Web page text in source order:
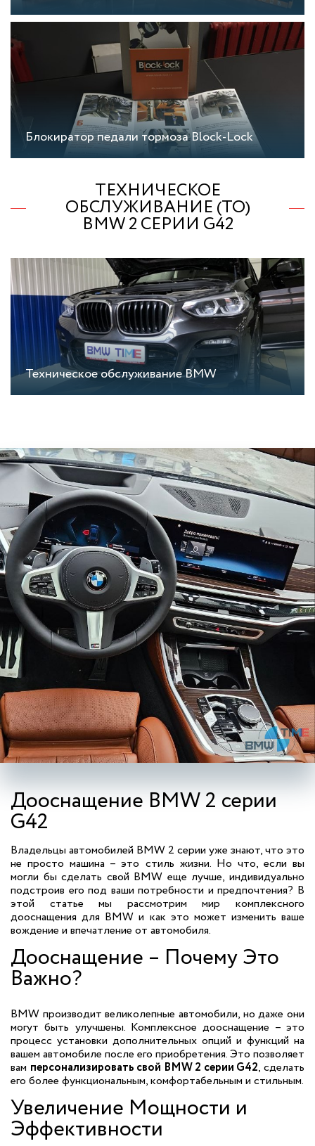
Блокиратор педали тормоза Block-Lock
ТЕХНИЧЕСКОЕ
ОБСЛУЖИВАНИЕ (ТО)
BMW 2 СЕРИИ G42
Техническое обслуживание BMW
Дооснащение BMW 2 серии
G42
Владельцы автомобилей BMW 2 серии уже знают, что это
не просто машина – это стиль жизни. Но что, если вы
могли бы сделать свой BMW еще лучше, индивидуально
подстроив его под ваши потребности и предпочтения? В
этой статье мы рассмотрим мир комплексного
дооснащения для BMW и как это может изменить ваше
вождение и впечатление от автомобиля.
Дооснащение – Почему Это
Важно?
BMW производит великолепные автомобили, но даже они
могут быть улучшены. Комплексное дооснащение – это
процесс установки дополнительных опций и функций на
вашем автомобиле после его приобретения. Это позволяет
вам персонализировать свой BMW 2 серии G42, сделать
его более функциональным, комфортабельным и стильным.
Увеличение Мощности и
Эффективности